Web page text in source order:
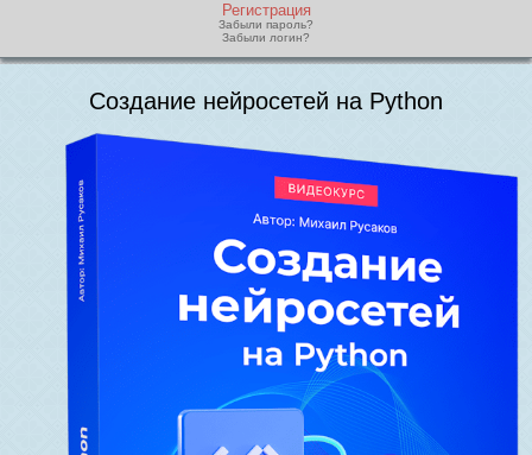
Регистрация
Забыли пароль?
Забыли логин?
Создание нейросетей на Python